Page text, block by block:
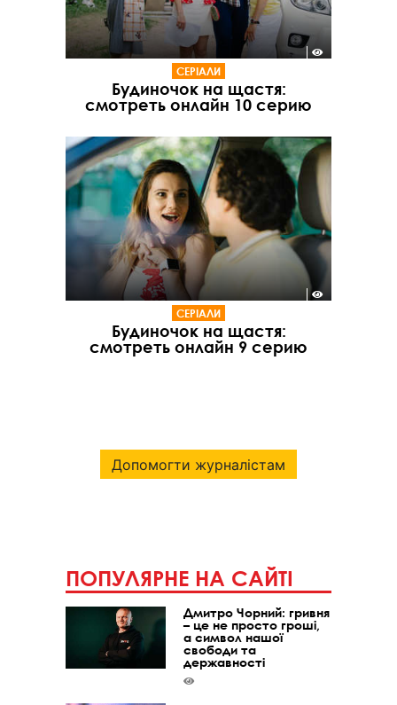
СЕРІАЛИ
Будиночок на щастя:
смотреть онлайн 10 серию
СЕРІАЛИ
Будиночок на щастя:
смотреть онлайн 9 серию
Допомогти журналістам
ПОПУЛЯРНЕ НА САЙТІ
Дмитро Чорний: гривня
– це не просто гроші,
а символ нашої
свободи та
державності